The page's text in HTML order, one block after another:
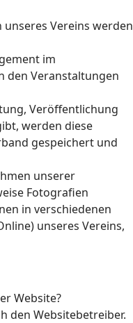
Vereins werden
im
den Veranstaltungen
Veröffentlichung
werden diese
gespeichert und
unserer
Fotografien
in verschiedenen
unseres Vereins,
Website?
den Websitebetreiber.